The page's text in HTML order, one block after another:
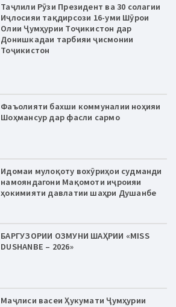
Таҷлили Рӯзи Президент ва 30 солагии
Иҷлосияи тақдирсози 16-уми Шӯрои
Олии Ҷумҳурии Тоҷикистон дар
Донишкадаи тарбияи ҷисмонии
Тоҷикистон
Фаъолияти бахши коммуналии ноҳияи
Шоҳмансур дар фасли сармо
Идомаи мулоқоту вохӯриҳои судманди
намояндагони Мақомоти иҷроияи
ҳокимияти давлатии шаҳри Душанбе
БАРГУЗОРИИ ОЗМУНИ ШАҲРИИ «MISS
DUSHANBE – 2026»
Маҷлиси васеи Ҳукумати Ҷумҳурии